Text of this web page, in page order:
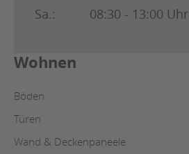
Sa.:
08:30 - 13:00 Uhr
Wohnen
Böden
Türen
Wand & Deckenpaneele